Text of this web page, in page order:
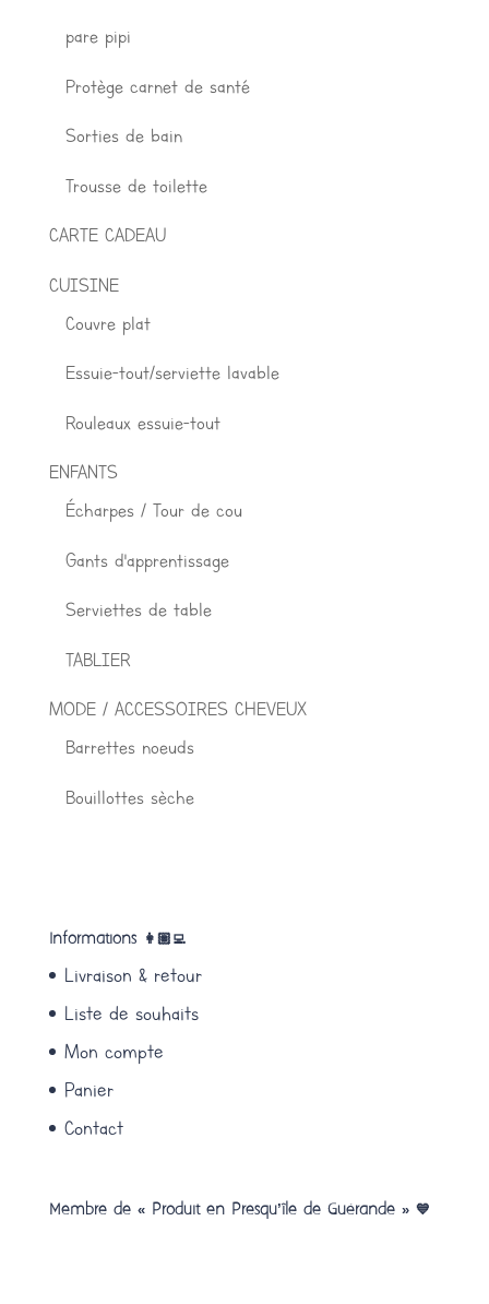
pare pipi
Protège carnet de santé
Sorties de bain
Trousse de toilette
CARTE CADEAU
CUISINE
Couvre plat
Essuie-tout/serviette lavable
Rouleaux essuie-tout
ENFANTS
Écharpes / Tour de cou
Gants d'apprentissage
Serviettes de table
TABLIER
MODE / ACCESSOIRES CHEVEUX
Barrettes noeuds
Bouillottes sèche
Informations 👩🏽‍💻
Livraison & retour
Liste de souhaits
Mon compte
Panier
Contact
Membre de « Produit en Presqu’île de Guérande » 💙